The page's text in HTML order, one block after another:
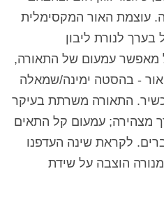
עוצמת האור המקסימלית
- מקביל בערך לנורת ליבון
מאפשר עמעום של התאורה,
- בהסטה ימינה/שמאלה
התאורה משרתת בעיקר
מצהירה; עמעום קל התאים
לקראת שינה העדפנו
הוצבה על שידת